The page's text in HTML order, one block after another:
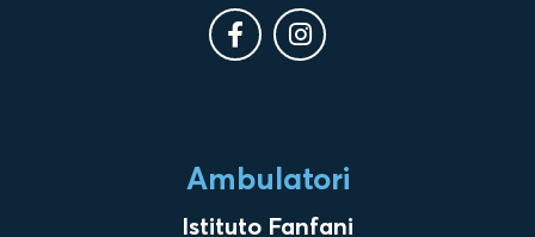
Ambulatori
Istituto Fanfani